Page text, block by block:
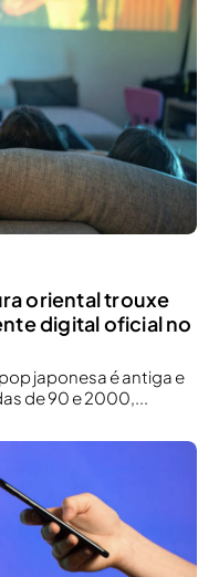
oriental trouxe
digital oficial no
japonesa é antiga e
de 90 e 2000,...